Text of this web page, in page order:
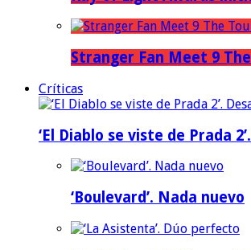
Stranger Fan Meet 9
Críticas
‘El Diablo se viste de Prada
‘Boulevard’. Nada nuevo